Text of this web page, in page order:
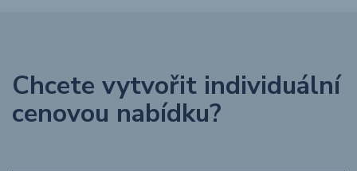
Chcete vytvořit individuální
cenovou nabídku?